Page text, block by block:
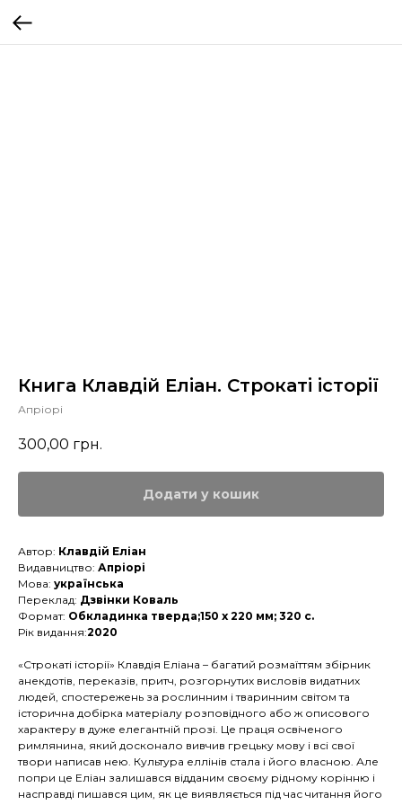
Книга Клавдій Еліан. Строкаті історії
Апріорі
300,00 грн.
Додати у кошик
Автор: Клавдій Еліан
Видавництво: Апріорі
Мова: українська
Переклад: Дзвінки Коваль
Формат: Обкладинка тверда;150 х 220 мм; 320 с.
Рік видання:2020
«Строкаті історії» Клавдія Еліана – багатий розмаїттям збірник
анекдотів, переказів, притч, розгорнутих висловів видатних
людей, спостережень за рослинним і тваринним світом та
історична добірка матеріалу розповідного або ж описового
характеру в дуже елегантній прозі. Це праця освіченого
римлянина, який досконало вивчив грецьку мову і всі свої
твори написав нею. Культура еллінів стала і його власною. Але
попри це Еліан залишався відданим своєму рідному корінню і
насправді пишався цим, як це виявляється під час читання його